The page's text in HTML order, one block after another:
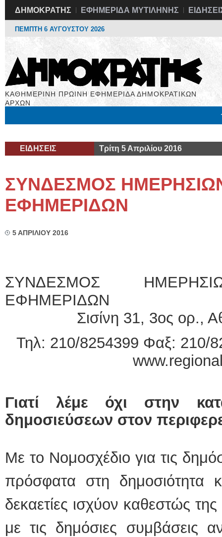
ΔΗΜΟΚΡΑΤΗΣ ΕΦΗΜΕΡΙΔΑ ΜΥΤΙΛΗΝΗΣ
ΠΕΜΠΤΗ 6 ΑΥΓΟΥΣΤΟΥ 2026
ΚΑΘΗΜΕΡΙΝΗ ΠΡΩΙΝΗ ΕΦΗΜΕΡΙΔΑ ΔΗΜΟΚΡΑΤΙΚΩΝ
ΑΡΧΩΝ
ΕΙΔΗΣΕΙΣ Τρίτη 5 Απριλίου 2016
ΣΥΝΔΕΣΜΟΣ
ΕΦΗΜΕΡΙΔΩΝ
5 ΑΠΡΙΛΙΟΥ 2016
ΣΥΝΔΕΣΜΟΣ
ΕΦΗΜΕΡΙΔΩΝ
Σισίνη 31, 3ος ορ.,
Τηλ: 210/8254399 Φαξ: 210/
Γιατί λέμε όχι στην
δημοσιεύσεων στον
Με το Νομοσχέδιο για τις
πρόσφατα στη δημοσιότητα
δεκαετίες ισχύον καθεστώς
με τις δημόσιες συμβάσεις